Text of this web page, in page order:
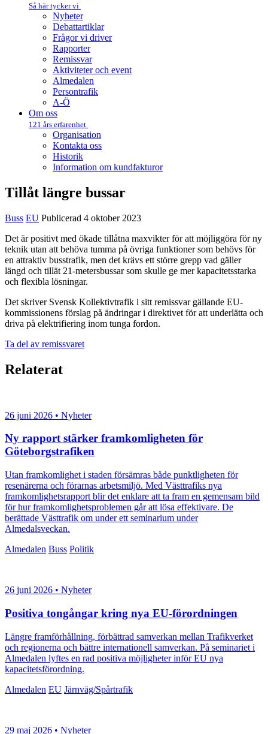
Så här tycker vi
Nyheter
Debattartiklar
Frågor vi driver
Rapporter
Remissvar
Aktiviteter och event
Almedalen
Persontrafik
A-Ö
Om oss
121 års erfarenhet
Organisation
Kontakta oss
Historik
Information om kundfakturor
Tillåt längre bussar
Buss EU Publicerad 4 oktober 2023
Det är positivt med ökade tillåtna maxvikter för att möjliggöra för ny
teknik utan att behöva tumma på övriga funktioner som behövs för
en attraktiv busstrafik, men det krävs ett större grepp vad gäller
längd och tillät 21-metersbussar som skulle ge mer kapacitetsstarka
och flexibla lösningar.
Det skriver Svensk Kollektivtrafik i sitt remissvar gällande EU-
kommissionens förslag på ändringar i direktivet för att underlätta och
driva på elektrifiering inom tunga fordon.
Ta del av remissvaret
Relaterat
26 juni 2026 • Nyheter
Ny rapport stärker framkomligheten för
Göteborgstrafiken
Utan framkomlighet i staden försämras både punktligheten för
resenärerna och förarnas arbetsmiljö. Med Västtrafiks nya
framkomlighetsrapport blir det enklare att ta fram en gemensam bild
för hur framkomlighetsproblemen går att lösa effektivare. De
berättade Västtrafik om under ett seminarium under
Almedalsveckan.
Almedalen Buss Politik
26 juni 2026 • Nyheter
Positiva tongångar kring nya EU-förordningen
Längre framförhållning, förbättrad samverkan mellan Trafikverket
och regionerna och bättre internationell samverkan. På seminariet i
Almedalen lyftes en rad positiva möjligheter inför EU nya
kapacitetsförordning.
Almedalen EU Järnväg/Spårtrafik
29 maj 2026 • Nyheter